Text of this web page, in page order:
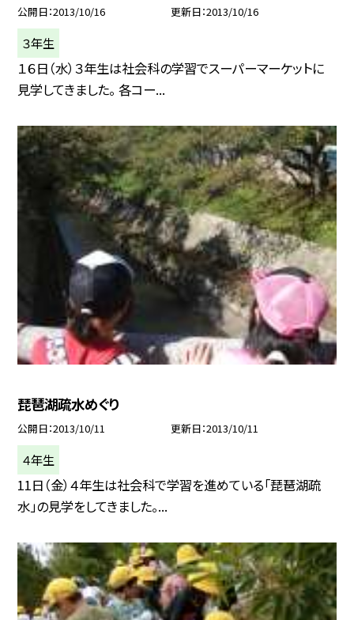
公開日 2013/10/16 更新日 2013/10/16
３年生
１６日（水）３年生は社会科の学習でスーパーマーケットに
見学してきました。 各コー...
琵琶湖疏水めぐり
公開日 2013/10/11 更新日 2013/10/11
４年生
11日（金）４年生は社会科で学習を進めている「琵琶湖疏
水」の見学をしてきました。...